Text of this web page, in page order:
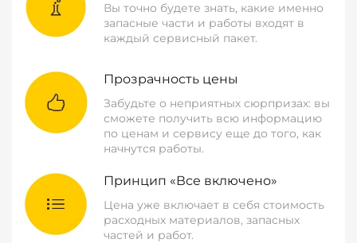
Вы точно будете знать, какие именно
запасные части и работы входят в
каждый сервисный пакет.
Прозрачность цены
Забудьте о неприятных сюрпризах: вы
сможете получить всю информацию
по ценам и сервису еще до того, как
начнутся работы.
Принцип «Все включено»
Цена уже включает в себя стоимость
расходных материалов, запасных
частей и работ.